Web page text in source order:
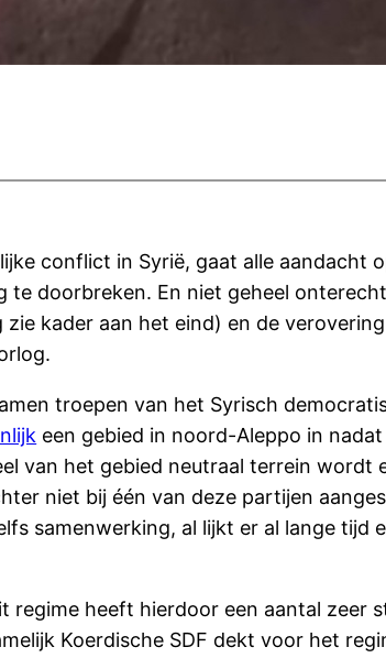
conflict in Syrië, gaat alle aandacht
doorbreken. En niet geheel
kader aan het eind) en de
troepen van het Syrisch
een gebied in noord-Aleppo in
van het gebied neutraal terrein wordt
niet bij één van deze partijen
samenwerking, al lijkt er al lange
regime heeft hierdoor een aantal zeer
Koerdische SDF dekt voor het